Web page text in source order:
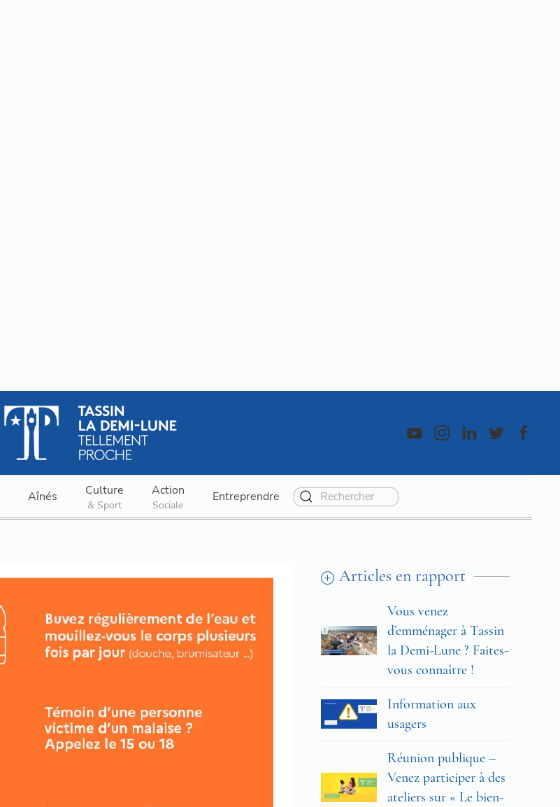
Aînés Culture
& Sport
Action
Sociale
Entreprendre
Articles en rapport
Vous venez
d’emménager à Tassin
la Demi-Lune ? Faites-
vous connaître !
Information aux
usagers
Réunion publique –
Venez participer à des
ateliers sur « Le bien-